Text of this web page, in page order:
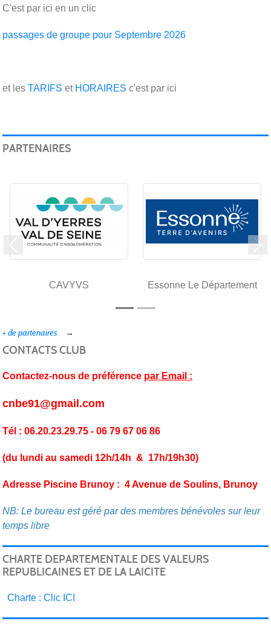
C'est par ici en un clic
passages de groupe pour Septembre 2026
et les TARIFS et HORAIRES c'est par ici
PARTENAIRES
CAVYVS Essonne Le Département
+ de partenaires
CONTACTS CLUB
Contactez-nous de préférence par Email :
cnbe91@gmail.com
Tél : 06.20.23.29.75 - 06 79 67 06 86
(du lundi au samedi 12h/14h & 17h/19h30)
Adresse Piscine Brunoy : 4 Avenue de Soulins, Brunoy
NB: Le bureau est géré par des membres bénévoles sur leur
temps libre
CHARTE DEPARTEMENTALE DES VALEURS
REPUBLICAINES ET DE LA LAICITE
Charte : Clic ICI